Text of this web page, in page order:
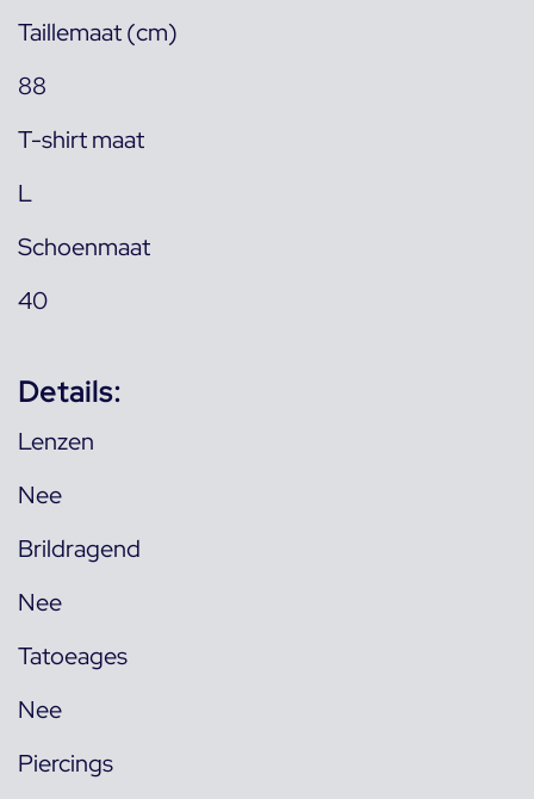
Taillemaat (cm)
88
T-shirt maat
L
Schoenmaat
40
Details:
Lenzen
Nee
Brildragend
Nee
Tatoeages
Nee
Piercings